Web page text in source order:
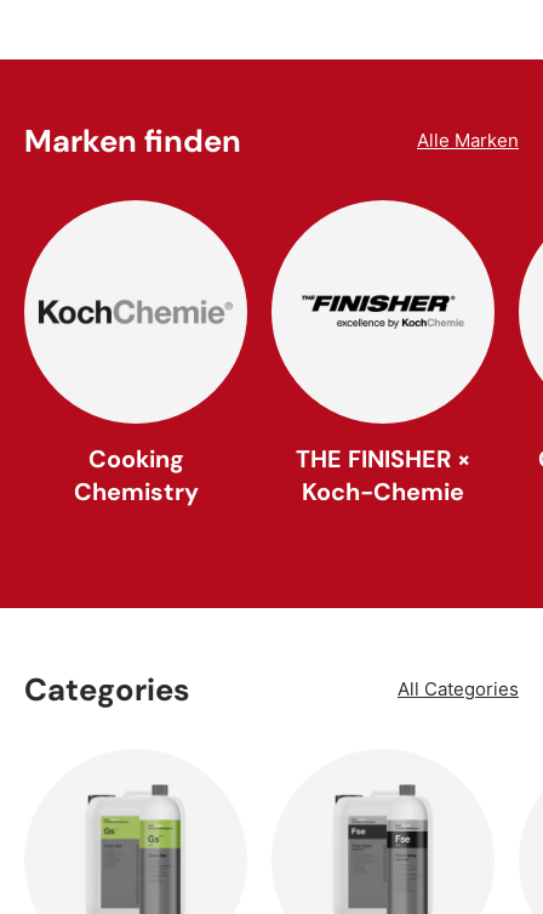
Marken finden Alle Marken
Cooking
Chemistry
THE FINISHER ×
Koch-Chemie
Categories All Categories